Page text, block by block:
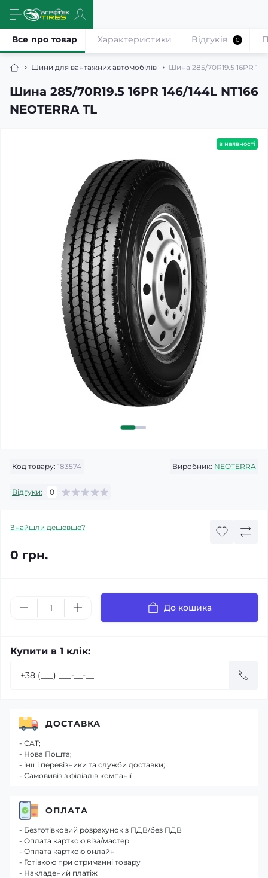
Шини для вантажних автомобілів Шина 285/70R19.5 16PR
Шина 285/70R19.5 16PR 146/144L NT166
NEOTERRA TL
Все про товар Характеристики Відгуків 0
в наявності
Код товару: 183574 Виробник: NEOTERRA
Відгуки: 0
Знайшли дешевше?
0 грн.
До кошика
Купити в 1 клік:
ДОСТАВКА
- САТ;
- Нова Пошта;
- інші перевізники та служби доставки;
- Самовивіз з філіалів компанії
ОПЛАТА
- Безготівковий розрахунок з ПДВ/без ПДВ
- Оплата карткою віза/мастер
- Оплата карткою онлайн
- Готівкою при отриманні товару
- Накладений платіж